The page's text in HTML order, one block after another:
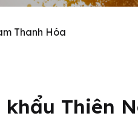
Thanh Hóa
Thiên